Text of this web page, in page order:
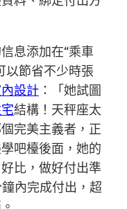
息添加在“乘車
以節省不少時張
設計 ：「她試圖
結構！天秤座太
完美主義者，正
吧檯後面，她的
比，做好付出準
內完成付出，超